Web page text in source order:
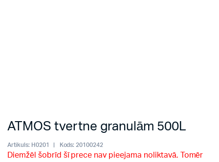
ATMOS tvertne granulām 500L
Artikuls: H0201 Kods: 20100242
Diemžēl šobrīd šī prece nav pieejama noliktavā. Tomēr